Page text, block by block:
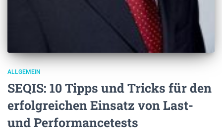
ALLGEMEIN
SEQIS: 10 Tipps und Tricks für den
erfolgreichen Einsatz von Last-
und Performancetests